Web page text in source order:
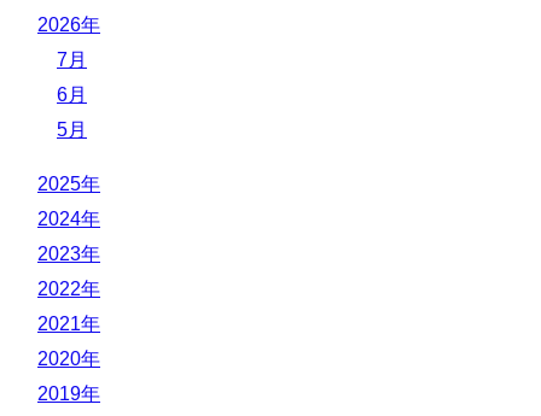
2026年
7月
6月
5月
2025年
2024年
2023年
2022年
2021年
2020年
2019年